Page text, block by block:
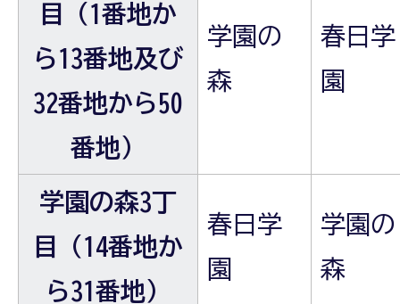
目（1番地か
ら13番地及び
32番地から50
番地）
学園の
森
春日学
園
学園の森3丁
目（14番地か
ら31番地）
春日学
園
学園の
森